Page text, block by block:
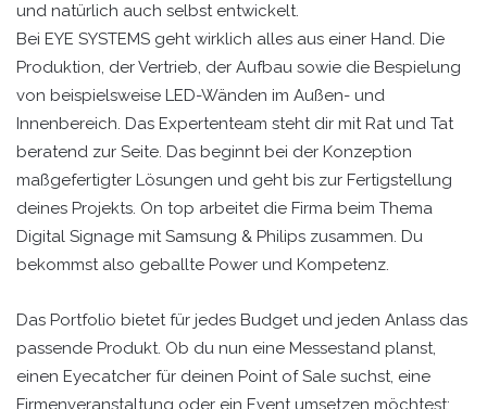
und natürlich auch selbst entwickelt.
Bei EYE SYSTEMS geht wirklich alles aus einer Hand. Die
Produktion, der Vertrieb, der Aufbau sowie die Bespielung
von beispielsweise LED-Wänden im Außen- und
Innenbereich. Das Expertenteam steht dir mit Rat und Tat
beratend zur Seite. Das beginnt bei der Konzeption
maßgefertigter Lösungen und geht bis zur Fertigstellung
deines Projekts. On top arbeitet die Firma beim Thema
Digital Signage mit Samsung & Philips zusammen. Du
bekommst also geballte Power und Kompetenz.
Das Portfolio bietet für jedes Budget und jeden Anlass das
passende Produkt. Ob du nun eine Messestand planst,
einen Eyecatcher für deinen Point of Sale suchst, eine
Firmenveranstaltung oder ein Event umsetzen möchtest: